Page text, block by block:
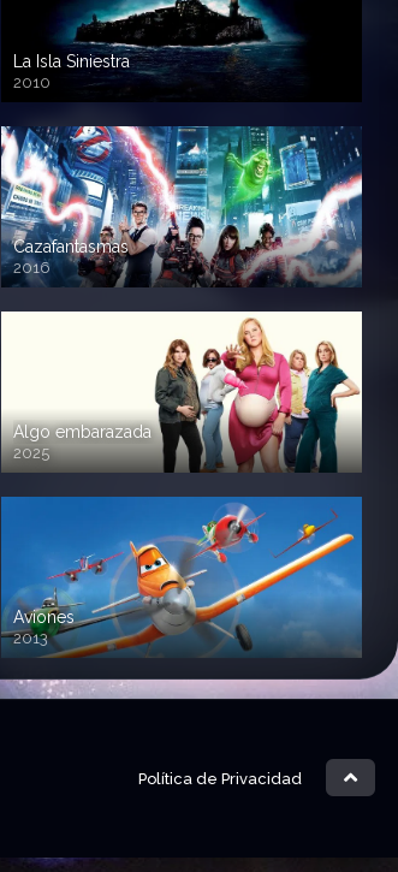
La Isla Siniestra
2010
720p HD
Cazafantasmas
2016
720p HD
Algo embarazada
2025
720p HD
Aviones
2013
720 HD
Política de Privacidad